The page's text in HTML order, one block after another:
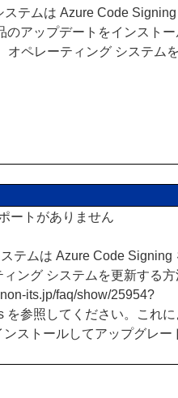
テムは Azure Code
のアップデートをインスト
オペレーティング システム
ートがありません
テムは Azure Code Signing
ング システムを更新する方
its.jp/faq/show/25954?
を参照してください。これ
ストールしてアップグレー